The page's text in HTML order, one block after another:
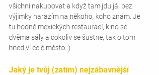
všichni nakupovat a když tam jdu já, bez
výjimky narazím na někoho, koho znám. Je
tu hodně mexických restaurací, kino se
dvěma sály a cokoliv se šustne, tak o tom
hned ví celé město :)
Jaký je tvůj (zatím) nejzábavnější